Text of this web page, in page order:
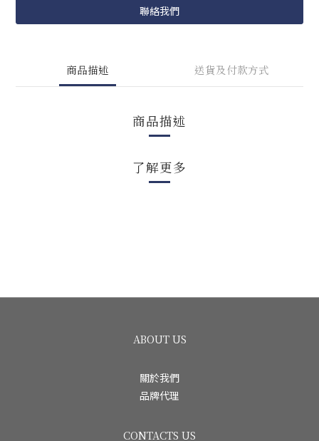
聯絡我們
商品描述 送貨及付款方式
商品描述
了解更多
ABOUT US
關於我們
品牌代理
CONTACTS US